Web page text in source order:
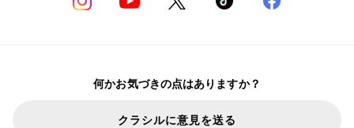
何かお気づきの点はありますか？
クラシルに意見を送る